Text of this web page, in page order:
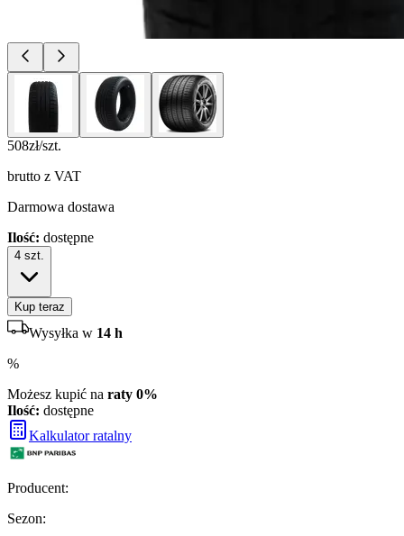
508zł/szt.
brutto z VAT
Darmowa dostawa
Ilość: dostępne
4 szt.
Kup teraz
Wysyłka w 14 h
%
Możesz kupić na raty 0%
Ilość: dostępne
Kalkulator ratalny
Producent:
Sezon: